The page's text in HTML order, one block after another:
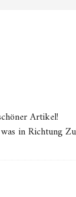
Artikel!
in Richtung